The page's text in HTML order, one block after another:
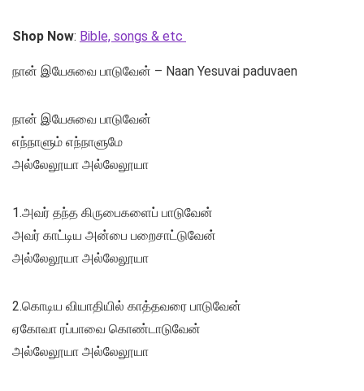
Shop Now: Bible, songs & etc
நான் இயேசுவை பாடுவேன் – Naan Yesuvai paduvaen
நான் இயேசுவை பாடுவேன்
எந்நாளும் எந்நாளுமே
அல்லேலூயா அல்லேலூயா
1.அவர் தந்த கிருபைகளைப் பாடுவேன்
அவர் காட்டிய அன்பை பறைசாட்டுவேன்
அல்லேலூயா அல்லேலூயா
2.கொடிய வியாதியில் காத்தவரை பாடுவேன்
ஏகோவா ரப்பாவை கொண்டாடுவேன்
அல்லேலூயா அல்லேலூயா